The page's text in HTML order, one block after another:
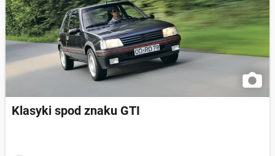
Klasyki spod znaku GTI